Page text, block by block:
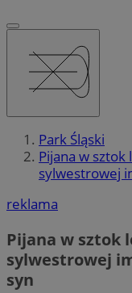
Park Śląski
Pijana w sztok
sylwestrowej
reklama
Pijana w sztok
sylwestrowej
syn